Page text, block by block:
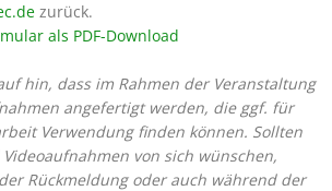
zurück.
als PDF-Download
hin, dass im Rahmen der Veranstaltung
angefertigt werden, die ggf. für
Verwendung finden können. Sollten
von sich wünschen,
Rückmeldung oder auch während der